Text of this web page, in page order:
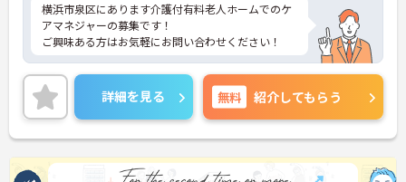
横浜市泉区にあります介護付有料老人ホームでのケ
アマネジャーの募集です！
ご興味ある方はお気軽にお問い合わせください！
詳細を見る 無料 紹介してもらう